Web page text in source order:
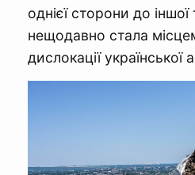
однієї сторони до
нещодавно стала
дислокації української